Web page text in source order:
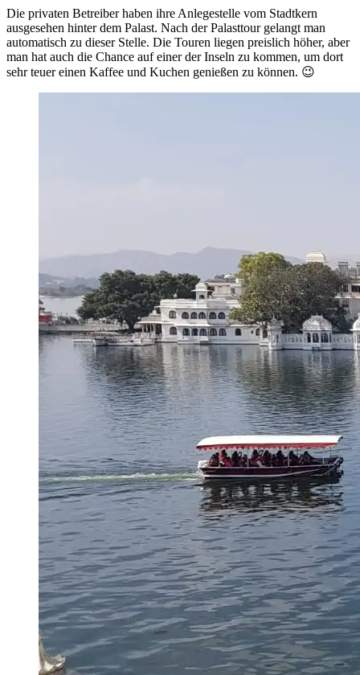
Die privaten Betreiber haben ihre Anlegestelle vom Stadtkern
ausgesehen hinter dem Palast. Nach der Palasttour gelangt man
automatisch zu dieser Stelle. Die Touren liegen preislich höher, aber
man hat auch die Chance auf einer der Inseln zu kommen, um dort
sehr teuer einen Kaffee und Kuchen genießen zu können. 😉